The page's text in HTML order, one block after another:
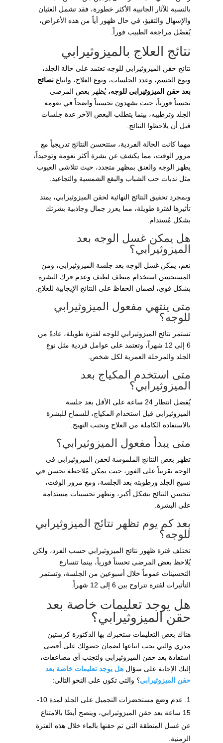
بالنسبة للآثار الجانبية الأكثر خطورة، فقد تشمل الغثيان
والإسهال والتقيؤ، في حال ظهور أياً من هذه الأعراض،
يُفضّل مراجعة الطبيب فوراً.
نتائج العلاج بالميزوثيرابي
نتائج حقن الميزوثيرابي للوجه تعتمد على حالة الجلد،
ونوع الجسم، وعدد الجلسات، ونوع العلاج، واتباع نصائح
بعد حقن الميزوثيرابي للوجه،يُظهر بعض المرضى
تحسناً فورياً، حيث يشهدون تحسيناً واضحاً في نعومة
الجلد وترطيبه، بينما يتطلب البعض الآخر عدة جلسات
قبل أن يلاحظوا النتائج.
مهما كانت الحالة الفردية، ستتحسن النتائج تدريجياً مع
مرور الوقت، مما يكشف عن بشرة أكثر نعومة وتوحيداً،
يظهر الوجه والعنق بمظهر متجدد، حيث تتلاشى العيوب
مثل ندبات حب الشباب والبقع الشمسية والتجاعيد.
وبمجرد تحقيق النتائج النهائية لحقن الميزوثيرابي، يمتد
تأثيرها لفترة طويلة، مما يعزز جمال وجاذبية بشرتك
بشكل مُستدام.
هل يمكن غسل الوجه بعد
الميزوثيرابي؟
نعم، يمكن غسل الوجه بعد جلسة الميزوثيرابي، ومن
المستحسن استخدام منظف لطيف وعدم فرك البشرة
بشكل قوي، لضمان الحفاظ على النتائج الإيجابية للعلاج.
متى ينتهي مفعول الميزوثيرابي
للوجه؟
تستمر نتائج الميزوثيرابي للوجه لفترة طويلة، عادةً من
6 إلى 12 شهراً، وتعتمد على عوامل فردية مثل نوع
الجلد والمرحلة العمرية لكل شخص.
متى استخدم المكياج بعد
الميزوثيرابي؟
يُفضل انتظار 24 ساعة على الأقل بعد جلسة
الميزوثيرابي قبل استخدام المكياج، للسماح للبشرة
بالاستفادة الكاملة من العلاج وتجنب التهيج.
متى يبدأ مفعول الميزوثيرابي؟
تظهر بعض النتائج الملموسة لحقن الميزوثيرابي في
الوجه تقريباً على الفور، حيث يمكن مُلاحظة تحسن في
نسيج الجلد ورطوبته بعد الجلسة، ومع مرور الوقت،
تتحسن النتائج بشكل أكبر، وتظهر تحسينات مستدامة
على البشرة.
بعد كم يوم تظهر نتائج الميزوثيرابي
للوجه؟
تختلف فترة ظهور نتائج الميزوثيرابي حسب الفرد، ولكن
يُلاحظ بعض المرضى تحسناً فورياً، بينما تتسارع
التحسينات عموماً خلال أسبوعين من الجلسة، وتستمر
التأثيرات لفترة تتراوح بين 6 إلى 12 شهراً.
هل يوجد تعليمات خاصة بعد
حقن الميزوثيرابي؟
هناك بعض التعليمات ستخبرك بها الدكتورة كرستين
مدري والتي يجب اتباعها لضمان حصولك على أقصى
استفادة بعد حقن الميزوثيرابي ولتجنب أي مضاعفات،
إليك الإجابة على سؤال هل يوجد تعليمات خاصة بعد
حقن الميزوثيرابي؟ والتي تكون على النحو التالي:
عدم وضع مستحضرات التجميل على الجلد لمدة 10-
15 ساعة بعد حقن الميزوثيرابي، وينصح أيضًا بالامتناع
عن غسل المنطقة التي تم حقنها بالماء خلال هذه الفترة
الزمنية.